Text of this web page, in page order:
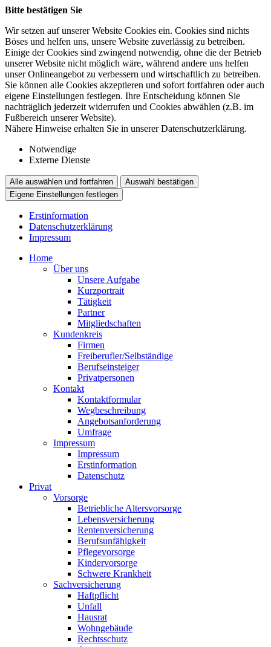
Bitte bestätigen Sie
Wir setzen auf unserer Website Cookies ein. Cookies sind nichts
Böses und helfen uns, unsere Website zuverlässig zu betreiben.
Einige der Cookies sind zwingend notwendig, ohne die der Betrieb
unserer Website nicht möglich wäre, während andere uns helfen
unser Onlineangebot zu verbessern und wirtschaftlich zu betreiben.
Sie können alle Cookies akzeptieren und sofort fortfahren oder auch
eigene Einstellungen festlegen. Ihre Entscheidung können Sie
nachträglich jederzeit widerrufen und Cookies abwählen (z.B. im
Fußbereich unserer Website).
Nähere Hinweise erhalten Sie in unserer Datenschutzerklärung.
Notwendige
Externe Dienste
Alle auswählen und fortfahren
Auswahl bestätigen
Eigene Einstellungen festlegen
Erstinformation
Datenschutzerklärung
Impressum
Home
Über uns
Unsere Aufgabe
Kurzportrait
Tätigkeit
Partner
Mitgliedschaften
Kundenkreis
Firmen
Freiberufler/Selbständige
Berufseinsteiger
Privatpersonen
Kontakt
Kontaktformular
Wegbeschreibung
Angebotsanforderung
Umfrage
Impressum
Impressum
Erstinformation
Datenschutz
Privat
Vorsorge
Betriebliche Altersvorsorge
Lebensversicherung
Rentenversicherung
Berufsunfähigkeit
Pflegevorsorge
Kindervorsorge
Schwere Krankheit
Sachversicherung
Haftpflicht
Unfall
Hausrat
Wohngebäude
Rechtsschutz